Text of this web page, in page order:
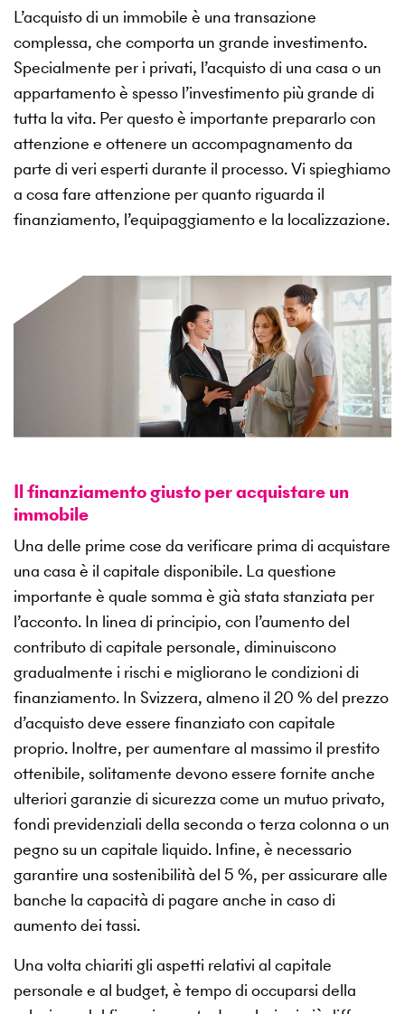
L’acquisto di un immobile è una transazione
complessa, che comporta un grande investimento.
Specialmente per i privati, l’acquisto di una casa o un
appartamento è spesso l’investimento più grande di
tutta la vita. Per questo è importante prepararlo con
attenzione e ottenere un accompagnamento da
parte di veri esperti durante il processo. Vi spieghiamo
a cosa fare attenzione per quanto riguarda il
finanziamento, l’equipaggiamento e la localizzazione.
Il finanziamento giusto per acquistare un
immobile
Una delle prime cose da verificare prima di acquistare
una casa è il capitale disponibile. La questione
importante è quale somma è già stata stanziata per
l’acconto. In linea di principio, con l’aumento del
contributo di capitale personale, diminuiscono
gradualmente i rischi e migliorano le condizioni di
finanziamento. In Svizzera, almeno il 20 % del prezzo
d’acquisto deve essere finanziato con capitale
proprio. Inoltre, per aumentare al massimo il prestito
ottenibile, solitamente devono essere fornite anche
ulteriori garanzie di sicurezza come un mutuo privato,
fondi previdenziali della seconda o terza colonna o un
pegno su un capitale liquido. Infine, è necessario
garantire una sostenibilità del 5 %, per assicurare alle
banche la capacità di pagare anche in caso di
aumento dei tassi.
Una volta chiariti gli aspetti relativi al capitale
personale e al budget, è tempo di occuparsi della